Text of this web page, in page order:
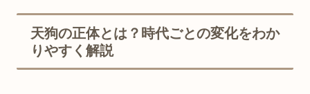
天狗の正体とは？時代ごとの変化をわか
りやすく解説